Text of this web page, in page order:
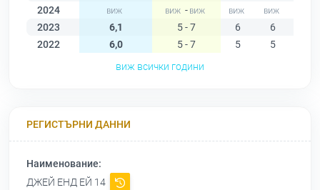
2024
-
2023
6,1 5 - 7 6 6
2022
6,0 5 - 7 5 5
виж всички години
РЕГИСТЪРНИ ДАННИ
Наименование:
ДЖЕЙ ЕНД ЕЙ 14